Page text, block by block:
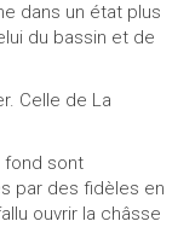
dans un état plus
du bassin et de
Celle de La
fond sont
par des fidèles en
ouvrir la châsse